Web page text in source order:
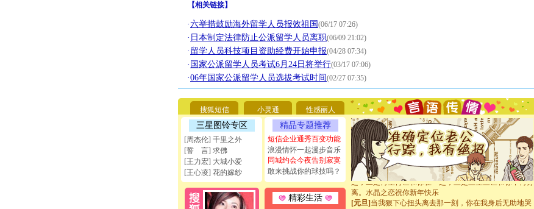
【相关链接】
·六举措鼓励海外留学人员报效祖国 (06/17 07:26)
· 日本制定法律防止公派留学人员离职(06/09 21:02)
· 留学人员科技项目资助经费开始申报(04/28 07:34)
· 国家公派留学人员考试6月24日将举行(03/17 07:06)
·06年国家公派留学人员选拔考试时间(02/27 07:35)
搜狐短信 小灵通 性感丽人
三星图铃专区
[周杰伦] 千里之外
[誓 言] 求佛
[王力宏] 大城小爱
[王心凌] 花的嫁纱
精品专题推荐
短信企业通秀百变功能
浪漫情怀一起漫步音乐
同城约会今夜告别寂寞
敢来挑战你的球技吗？
精彩生活
[圣诞节]
你太多，只有给你五千万：千万快乐！千万要健康！千万
要平安！千万要知足！千万不要忘记我！
[圣诞节]
天都要快乐噢!
[圣诞节]奉上一颗祝福的心,在这个特别的日子里,愿幸福,
如意,快乐,鲜花,一切美好的祝愿与你同在.圣诞快乐!
[元旦]看到你我会触电；看不到你我要充电；没有你我会
断电。爱你是我职业，想你是我事业，抱你是我特长，吻
你是我专业！水晶之恋祝你新年快乐
[元旦]如果上天让我许三个愿望，一是今生今世和你在一
起；二是再生再世和你在一起；三是三生三世和你不再分
离。水晶之恋祝你新年快乐
[元旦] 当我狠下心扭头离去那一刻，你在我身后无助地哭